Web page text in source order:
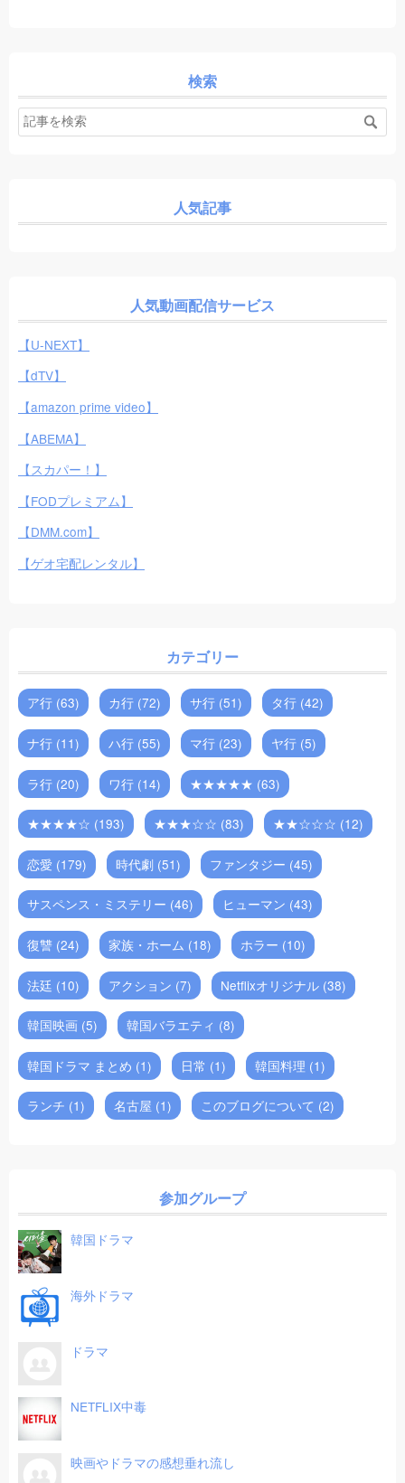
検索
人気記事
人気動画配信サービス
【U-NEXT】
【dTV】
【amazon prime video】
【ABEMA】
【スカパー！】
【FODプレミアム】
【DMM.com】
【ゲオ宅配レンタル】
カテゴリー
ア行 (63) カ行 (72) サ行 (51) タ行 (42)
ナ行 (11) ハ行 (55) マ行 (23) ヤ行 (5)
ラ行 (20) ワ行 (14) ★★★★★ (63)
★★★★☆ (193) ★★★☆☆ (83) ★★☆☆☆ (12)
恋愛 (179) 時代劇 (51) ファンタジー (45)
サスペンス・ミステリー (46) ヒューマン (43)
復讐 (24) 家族・ホーム (18) ホラー (10)
法廷 (10) アクション (7) Netflixオリジナル (38)
韓国映画 (5) 韓国バラエティ (8)
韓国ドラマ まとめ (1) 日常 (1) 韓国料理 (1)
ランチ (1) 名古屋 (1) このブログについて (2)
参加グループ
韓国ドラマ
海外ドラマ
ドラマ
NETFLIX中毒
映画やドラマの感想垂れ流し